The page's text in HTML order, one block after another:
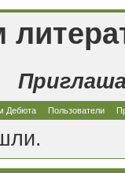
Дебюта Пользователи